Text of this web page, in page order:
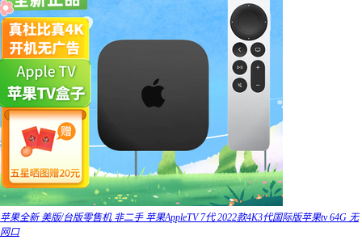
苹果全新 美版/台版零售机 非二手 苹果AppleTV 7代 2022款4K3代国际版苹果tv 64G 无
网口